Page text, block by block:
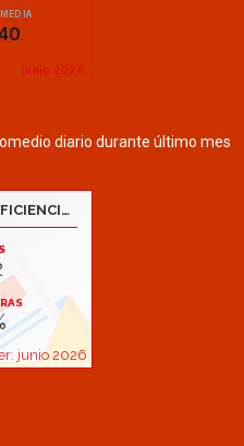
diario durante último mes